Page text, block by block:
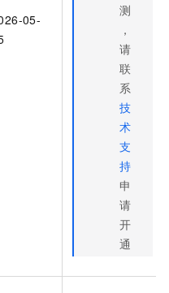
05-
测
，
请
联
系
技
术
支
持
申
请
开
通